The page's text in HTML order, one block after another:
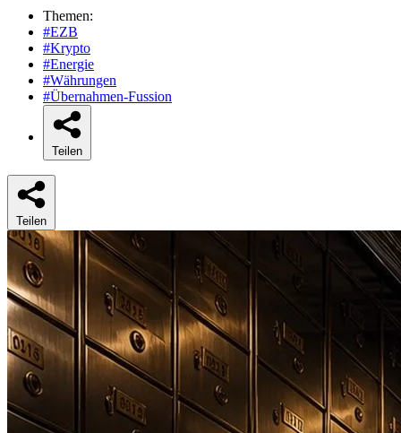
Themen:
#EZB
#Krypto
#Energie
#Währungen
#Übernahmen-Fussion
Teilen
Teilen